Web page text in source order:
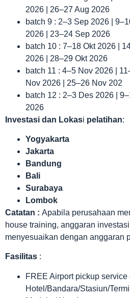
2026 | 26–27 Aug 2026
batch 9 : 2–3 Sep 2026 |
2026 | 23–24 Sep 2026
batch 10 : 7–18 Okt 2026 |
2026 | 28–29 Okt 2026
batch 11 : 4–5 Nov 2026 |
Nov 2026 | 25–26 Nov 202
batch 12 : 2–3 Des 2026 |
2026
Investasi dan Lokasi pelatihan:
Yogyakarta
Jakarta
Bandung
Bali
Surabaya
Lombok
Catatan : Apabila perusahaan
house training, anggaran
menyesuaikan dengan anggaran
Fasilitas :
FREE Airport pickup service
Hotel/Bandara/Stasiun/